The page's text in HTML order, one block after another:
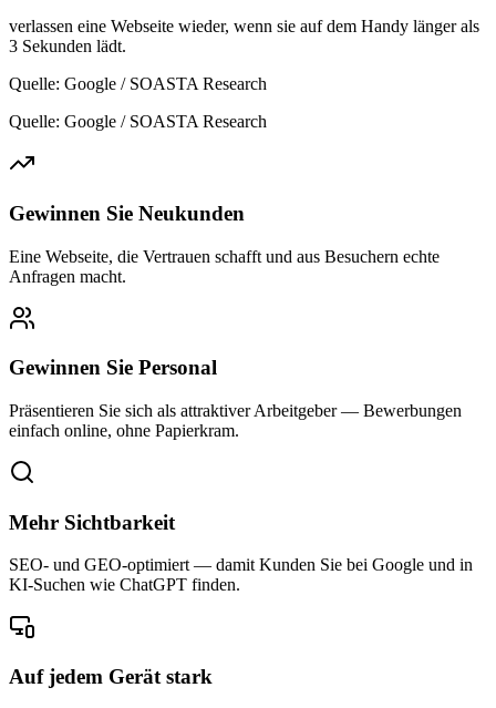
verlassen eine Webseite wieder, wenn sie auf dem Handy länger als
3 Sekunden lädt.
Quelle: Google / SOASTA Research
Quelle: Google / SOASTA Research
Gewinnen Sie Neukunden
Eine Webseite, die Vertrauen schafft und aus Besuchern echte
Anfragen macht.
Gewinnen Sie Personal
Präsentieren Sie sich als attraktiver Arbeitgeber — Bewerbungen
einfach online, ohne Papierkram.
Mehr Sichtbarkeit
SEO- und GEO-optimiert — damit Kunden Sie bei Google und in
KI-Suchen wie ChatGPT finden.
Auf jedem Gerät stark